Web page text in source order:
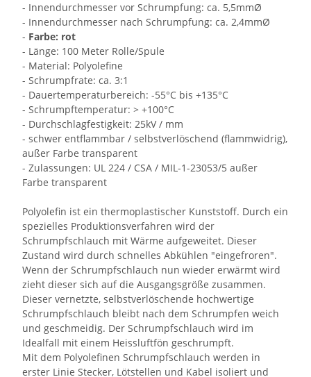
- Innendurchmesser vor Schrumpfung: ca. 5,5mmØ
- Innendurchmesser nach Schrumpfung: ca. 2,4mmØ
- Farbe: rot
- Länge: 100 Meter Rolle/Spule
- Material: Polyolefine
- Schrumpfrate: ca. 3:1
- Dauertemperaturbereich: -55°C bis +135°C
- Schrumpftemperatur: > +100°C
- Durchschlagfestigkeit: 25kV / mm
- schwer entflammbar / selbstverlöschend (flammwidrig),
außer Farbe transparent
- Zulassungen: UL 224 / CSA / MIL-1-23053/5 außer
Farbe transparent
Polyolefin ist ein thermoplastischer Kunststoff. Durch ein
spezielles Produktionsverfahren wird der
Schrumpfschlauch mit Wärme aufgeweitet. Dieser
Zustand wird durch schnelles Abkühlen "eingefroren".
Wenn der Schrumpfschlauch nun wieder erwärmt wird
zieht dieser sich auf die Ausgangsgröße zusammen.
Dieser vernetzte, selbstverlöschende hochwertige
Schrumpfschlauch bleibt nach dem Schrumpfen weich
und geschmeidig. Der Schrumpfschlauch wird im
Idealfall mit einem Heissluftfön geschrumpft.
Mit dem Polyolefinen Schrumpfschlauch werden in
erster Linie Stecker, Lötstellen und Kabel isoliert und